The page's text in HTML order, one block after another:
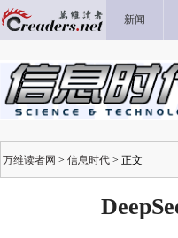
新闻
万维读者网 > 信息时代 > 正文